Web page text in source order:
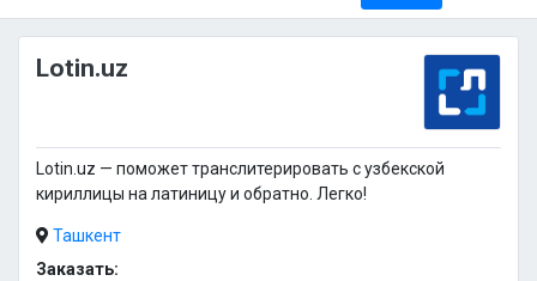
Lotin.uz
Lotin.uz — поможет транслитерировать с узбекской
кириллицы на латиницу и обратно. Легко!
Ташкент
Заказать: